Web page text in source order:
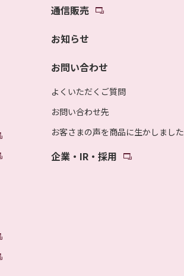
通信販売
お知らせ
お問い合わせ
よくいただくご質問
お問い合わせ先
お客さまの声を商品に生かしました
企業・IR・採用